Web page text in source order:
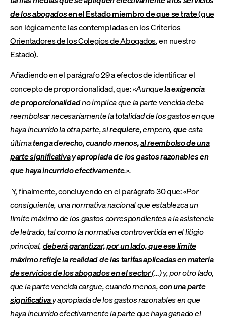
de los abogadosen el Estado miembro de que se trate(que
son lógicamente las contempladas en los Criterios
Orientadores de los Colegios de Abogados, en nuestro
Estado).
Añadiendo en el parágrafo 29 a efectos de identificar el
concepto de proporcionalidad, que: «Aunquela exigencia
de proporcionalidadno implica que la parte vencida deba
reembolsar necesariamente la totalidad de los gastos en que
haya incurrido la otra parte, sírequiere, empero,queesta
últimatenga derecho, cuando menos,al reembolso de una
parte significativay apropiada de los gastos razonables en
que haya incurrido efectivamente.».
Y, finalmente, concluyendo en el parágrafo 30 que:«Por
consiguiente, una normativa nacional que establezca un
límite máximo de los gastos correspondientes a la asistencia
de letrado, tal como la normativa controvertida en el litigio
principal,deberá garantizar, por un lado, que ese límite
máximo refleje la realidad de las tarifas aplicadas en materia
de servicios de los abogados en el sector(…) y, por otro lado,
que la parte vencida cargue, cuando menos,con una parte
significativay apropiada de los gastos razonables en que
haya incurrido efectivamente la parte que haya ganado el